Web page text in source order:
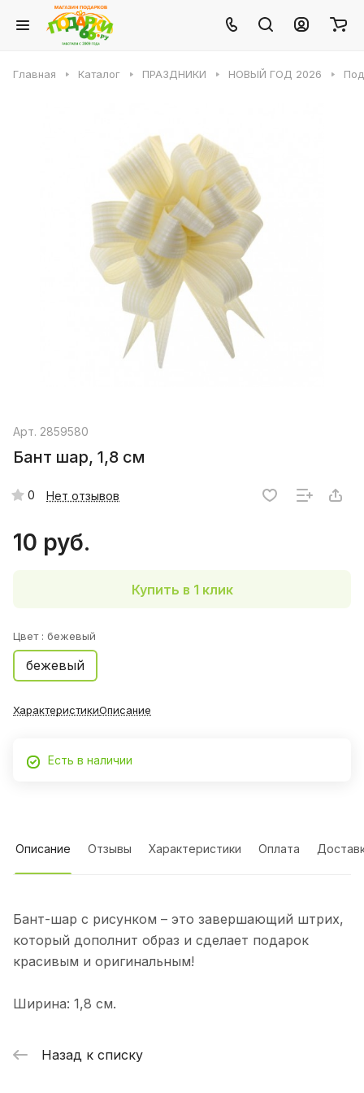
Главная Каталог ПРАЗДНИКИ НОВЫЙ ГОД 2026
Арт. 2859580
Бант шар, 1,8 см
0 Нет отзывов
10 руб.
Купить в 1 клик
Цвет : бежевый
бежевый
ХарактеристикиОписание
Есть в наличии
Описание Отзывы Характеристики Оплата
Бант-шар с рисунком – это завершающий штрих,
который дополнит образ и сделает подарок
красивым и оригинальным!
Ширина: 1,8 см.
Назад к списку